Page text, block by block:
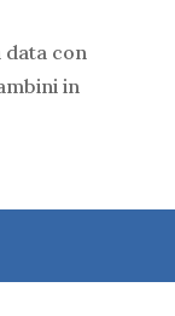
data con
in